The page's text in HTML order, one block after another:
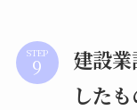
STEP
建設
した